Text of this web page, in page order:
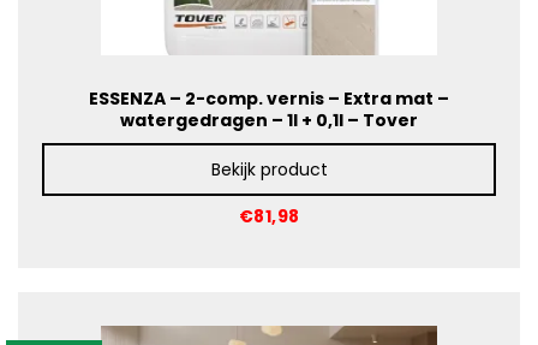
ESSENZA – 2-comp. vernis – Extra mat –
watergedragen – 1l + 0,1l – Tover
Bekijk product
€81,98